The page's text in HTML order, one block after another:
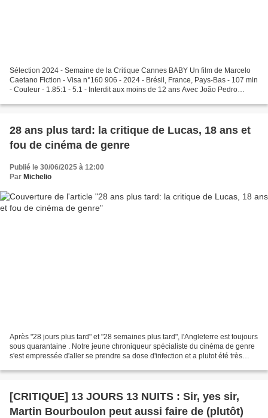
Sélection 2024 - Semaine de la Critique Cannes BABY Un film de Marcelo
Caetano Fiction - Visa n°160 906 - 2024 - Brésil, France, Pays-Bas - 107 min
- Couleur - 1.85:1 - 5.1 - Interdit aux moins de 12 ans Avec João Pedro
28 ans plus tard: la critique de Lucas, 18 ans et
fou de cinéma de genre
Publié le 30/06/2025 à 12:00
Par Michelio
Après "28 jours plus tard" et "28 semaines plus tard", l'Angleterre est toujours
sous quarantaine . Notre jeune chroniqueur spécialiste du cinéma de genre
s'est empressée d'aller se prendre sa dose d'infection et a plutot été très
[CRITIQUE] 13 JOURS 13 NUITS : Sir, yes sir,
Martin Bourboulon peut aussi faire de (plutôt)